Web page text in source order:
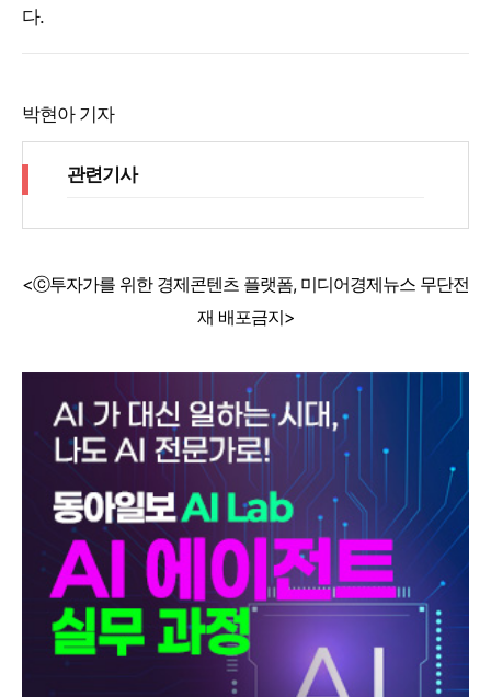
다.
박현아 기자
관련기사
<ⓒ투자가를 위한 경제콘텐츠 플랫폼, 미디어경제뉴스 무단전
재 배포금지>